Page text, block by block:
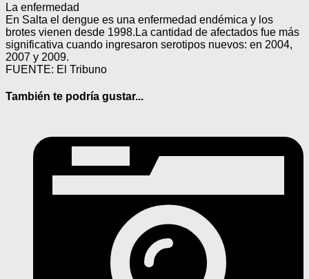
La enfermedad
En Salta el dengue es una enfermedad endémica y los
brotes vienen desde 1998.La cantidad de afectados fue más
significativa cuando ingresaron serotipos nuevos: en 2004,
2007 y 2009.
FUENTE: El Tribuno
También te podría gustar...